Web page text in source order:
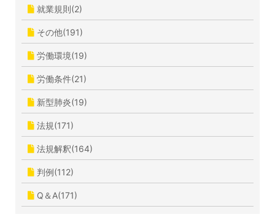
就業規則(2)
その他(191)
労働環境(19)
労働条件(21)
新型肺炎(19)
法規(171)
法規解釈(164)
判例(112)
Q＆A(171)